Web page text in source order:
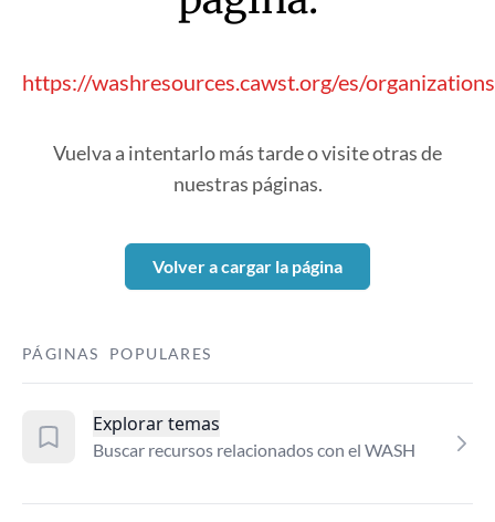
https://washresources.cawst.org/es/
Vuelva a intentarlo más tarde o visite otras de
nuestras páginas.
Volver a cargar la página
PÁGINAS POPULARES
Explorar temas
Buscar recursos relacionados con el WASH